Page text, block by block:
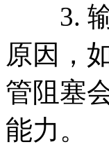
3. 输
原因，
管阻塞
能力。